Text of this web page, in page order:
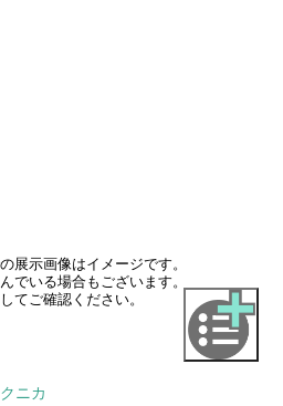
展示画像はイメージです。
でいる場合もございます。
てご確認ください。
ニカ